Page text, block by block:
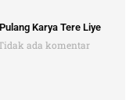
Karya Tere Liye
ada komentar